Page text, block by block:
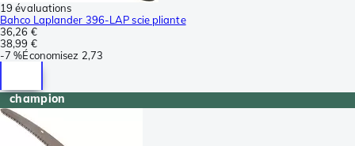
19 évaluations
Bahco Laplander 396-LAP scie pliante
36,26 €
38,99 €
-7 %Économisez 2,73
champion